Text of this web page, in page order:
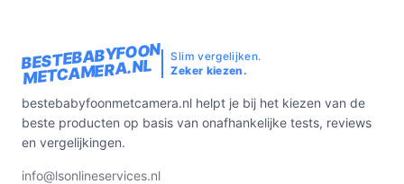
BESTEBABYFOON
METCAMERA.NL
Slim vergelijken.
Zeker kiezen.
bestebabyfoonmetcamera.nl helpt je bij het kiezen van de
beste producten op basis van onafhankelijke tests, reviews
en vergelijkingen.
info@lsonlineservices.nl